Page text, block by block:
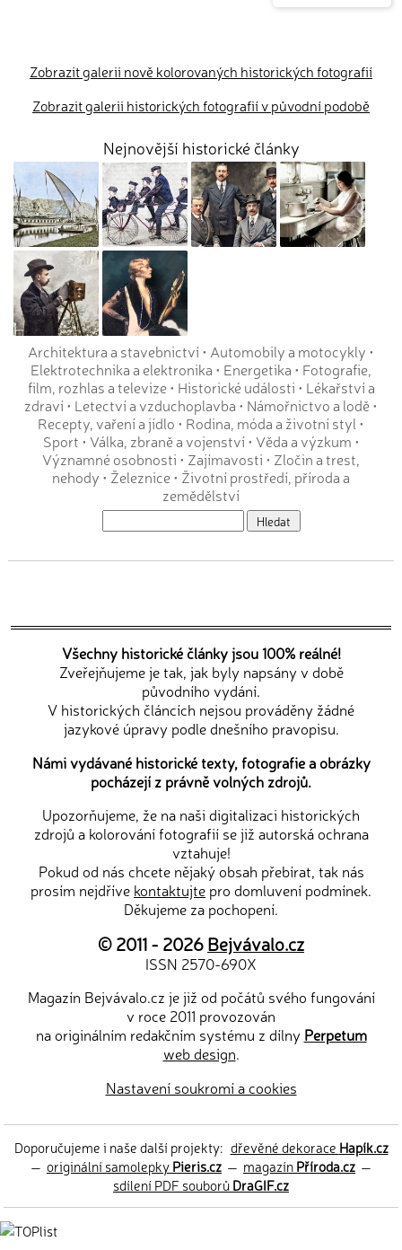
Zobrazit galerii nově kolorovaných historických fotografií
Zobrazit galerii historických fotografií v původní podobě
Nejnovější historické články
Architektura a stavebnictví• Automobily a motocykly •
Elektrotechnika a elektronika • Energetika • Fotografie,
film, rozhlas a televize• Historické události • Lékařství a
zdraví• Letectví a vzduchoplavba • Námořnictvo a lodě•
Recepty, vaření a jídlo • Rodina, móda a životní styl •
Sport • Válka, zbraně a vojenství• Věda a výzkum •
Významné osobnosti • Zajímavosti • Zločin a trest,
nehody • Železnice• Životní prostředí, příroda a
zemědělství
Všechny historické články jsou 100% reálné!
Zveřejňujeme je tak, jak byly napsány v době
původního vydání.
V historických článcích nejsou prováděny žádné
jazykové úpravy podle dnešního pravopisu.
Námi vydávané historické texty, fotografie a obrázky
pocházejí z právně volných zdrojů.
Upozorňujeme, že na naši digitalizaci historických
zdrojů a kolorování fotografií se již autorská ochrana
vztahuje!
Pokud od nás chcete nějaký obsah přebírat, tak nás
prosím nejdříve kontaktujte pro domluvení podmínek.
Děkujeme za pochopení.
© 2011 - 2026Bejvávalo.cz
ISSN 2570-690X
Magazín Bejvávalo.cz je již od počátů svého fungování
v roce 2011 provozován
na originálním redakčním systému z dílny Perpetum
web design.
Nastavení soukromí a cookies
Doporučujeme i naše další projekty: dřevěné dekorace Hapík.cz
— originální samolepkyPieris.cz — magazínPříroda.cz —
sdílení PDF souborůDraGIF.cz